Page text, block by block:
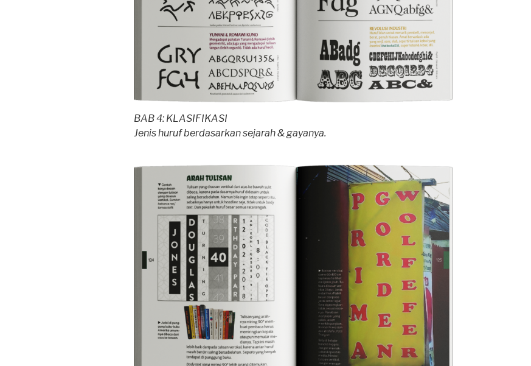
BAB 4: KLASIFIKASI
Jenis huruf berdasarkan sejarah & gayanya.